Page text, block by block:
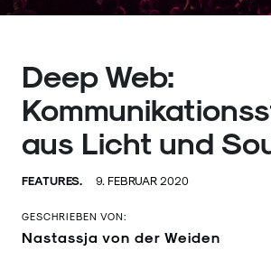
Deep Web:
aus Licht und
FEATURES. 9. FEBRUAR 2020
GESCHRIEBEN VON:
Nastassja von der Weiden